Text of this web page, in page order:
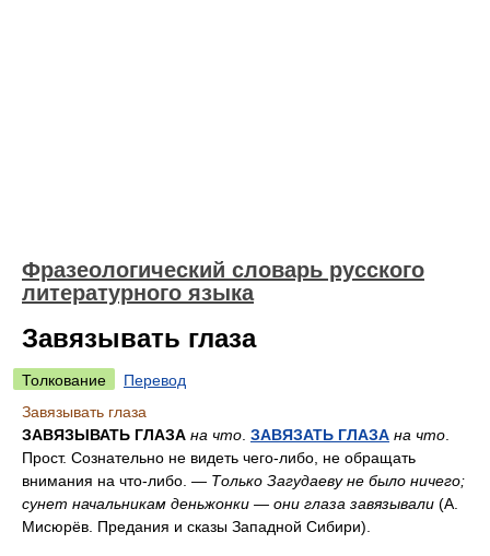
Фразеологический словарь русского
литературного языка
Завязывать глаза
Толкование
Перевод
Завязывать глаза
ЗАВЯЗЫВАТЬ ГЛАЗА на что ЗАВЯЗАТЬ ГЛАЗА на что
Прост. Сознательно не видеть чего-либо, не обращать
внимания на что-либо. — Только Загудаеву не было ничего;
сунет начальникам деньжонки — они глаза завязывали (А.
Мисюрёв. Предания и сказы Западной Сибири).